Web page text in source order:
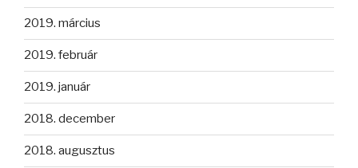
2019. március
2019. február
2019. január
2018. december
2018. augusztus